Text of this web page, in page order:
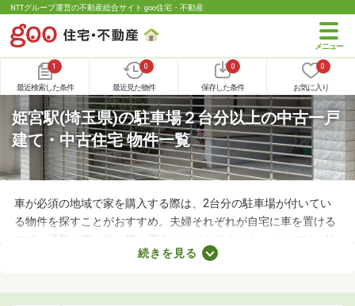
NTTグループ運営の不動産総合サイト goo住宅・不動産
1
最近検索した条件
0
最近見た物件
0
保存した条件
0
お気に入り
姫宮駅(埼玉県)の駐車場２台分以上の中古一戸
建て・中古住宅 物件一覧
車が必須の地域で家を購入する際は、2台分の駐車場が付いてい
る物件を探すことがおすすめ。夫婦それぞれが自宅に車を置ける
ので、通勤や買い物の際に困ることがありません。ここでは、駐
車場2台分以上を備えている中古の一戸建てを紹介します。物件
トをチェックしましょう。
続きを見る